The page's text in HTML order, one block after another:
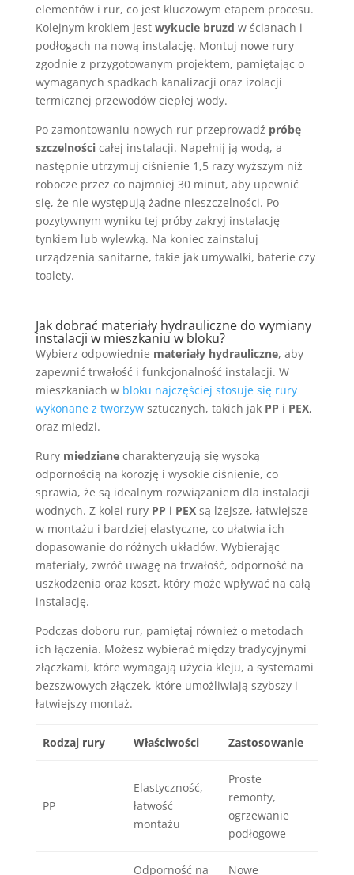
elementów i rur, co jest kluczowym etapem procesu.
Kolejnym krokiem jest wykucie bruzd w ścianach i
podłogach na nową instalację. Montuj nowe rury
zgodnie z przygotowanym projektem, pamiętając o
wymaganych spadkach kanalizacji oraz izolacji
termicznej przewodów ciepłej wody.
Po zamontowaniu nowych rur przeprowadź próbę
szczelnościcałej instalacji. Napełnij ją wodą, a
następnie utrzymuj ciśnienie 1,5 razy wyższym niż
robocze przez co najmniej 30 minut, aby upewnić
się, że nie występują żadne nieszczelności. Po
pozytywnym wyniku tej próby zakryj instalację
tynkiem lub wylewką. Na koniec zainstaluj
urządzenia sanitarne, takie jak umywalki, baterie czy
toalety.
Jak dobrać materiały hydrauliczne do wymiany
instalacji w mieszkaniu w bloku?
Wybierz odpowiednie materiały hydrauliczne, aby
zapewnić trwałość i funkcjonalność instalacji. W
mieszkaniach w bloku najczęściej stosuje się rury
wykonane z tworzywsztucznych, takich jak PP i PEX,
oraz miedzi.
Rury miedzianecharakteryzują się wysoką
odpornością na korozję i wysokie ciśnienie, co
sprawia, że są idealnym rozwiązaniem dla instalacji
wodnych. Z kolei rury PP i PEXsą lżejsze, łatwiejsze
w montażu i bardziej elastyczne, co ułatwia ich
dopasowanie do różnych układów. Wybierając
materiały, zwróć uwagę na trwałość, odporność na
uszkodzenia oraz koszt, który może wpływać na całą
instalację.
Podczas doboru rur, pamiętaj również o metodach
ich łączenia. Możesz wybierać między tradycyjnymi
złączkami, które wymagają użycia kleju, a systemami
bezszwowych złączek, które umożliwiają szybszy i
łatwiejszy montaż.
Rodzaj rury Właściwości Zastosowanie
PP
Elastyczność,
łatwość
montażu
Proste
remonty,
ogrzewanie
podłogowe
Odporność na Nowe